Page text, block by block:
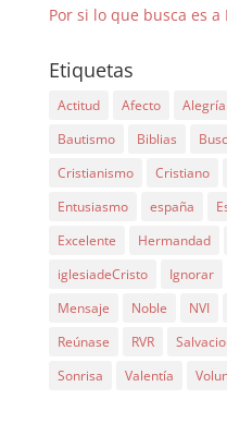
Por si lo que busca es a
Etiquetas
Actitud Afecto Alegría
Bautismo
Biblias
Cristianismo
Cristiano
Entusiasmo
españa
Excelente
Hermandad
iglesiadeCristo
Ignorar
Mensaje
Noble NVI
Reúnase
RVR
Sonrisa
Valentía